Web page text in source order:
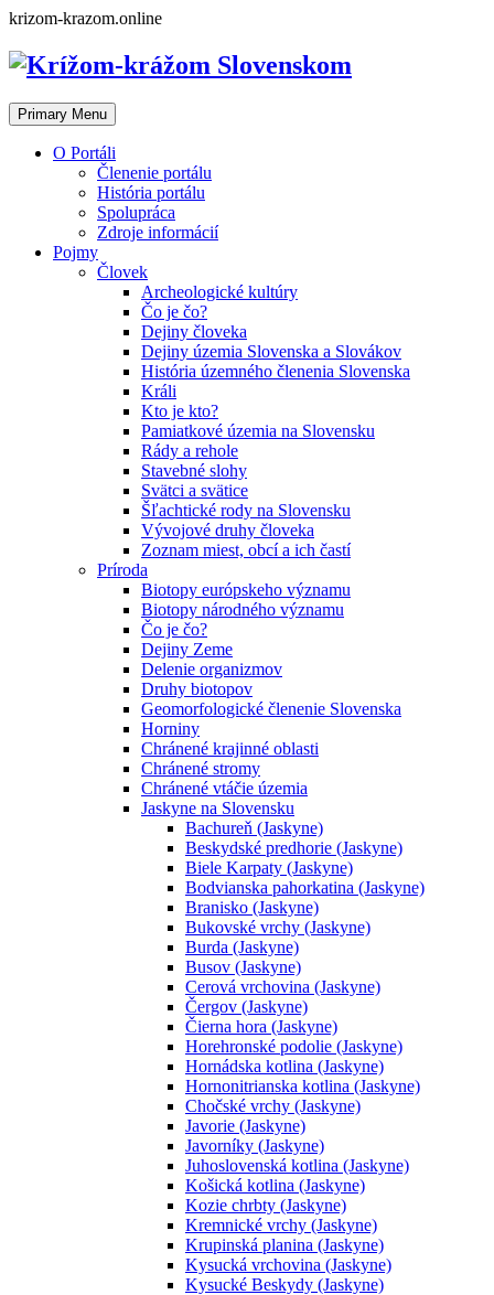
Skip
content
krizom-krazom.online
Primary Menu
O Portáli
Členenie portálu
História portálu
Spolupráca
Zdroje informácií
Pojmy
Človek
Archeologické kultúry
Čo je čo?
Dejiny človeka
Dejiny územia Slovenska a Slovákov
História územného členenia Slovenska
Králi
Kto je kto?
Pamiatkové územia na Slovensku
Rády a rehole
Stavebné slohy
Svätci a svätice
Šľachtické rody na Slovensku
Vývojové druhy človeka
Zoznam miest, obcí a ich častí
Príroda
Biotopy európskeho významu
Biotopy národného významu
Čo je čo?
Dejiny Zeme
Delenie organizmov
Druhy biotopov
Geomorfologické členenie Slovenska
Horniny
Chránené krajinné oblasti
Chránené stromy
Chránené vtáčie územia
Jaskyne na Slovensku
Bachureň (Jaskyne)
Beskydské predhorie (Jaskyne)
Biele Karpaty (Jaskyne)
Bodvianska pahorkatina (Jaskyne)
Branisko (Jaskyne)
Bukovské vrchy (Jaskyne)
Burda (Jaskyne)
Busov (Jaskyne)
Cerová vrchovina (Jaskyne)
Čergov (Jaskyne)
Čierna hora (Jaskyne)
Horehronské podolie (Jaskyne)
Hornádska kotlina (Jaskyne)
Hornonitrianska kotlina (Jaskyne)
Chočské vrchy (Jaskyne)
Javorie (Jaskyne)
Javorníky (Jaskyne)
Juhoslovenská kotlina (Jaskyne)
Košická kotlina (Jaskyne)
Kozie chrbty (Jaskyne)
Kremnické vrchy (Jaskyne)
Krupinská planina (Jaskyne)
Kysucká vrchovina (Jaskyne)
Kysucké Beskydy (Jaskyne)